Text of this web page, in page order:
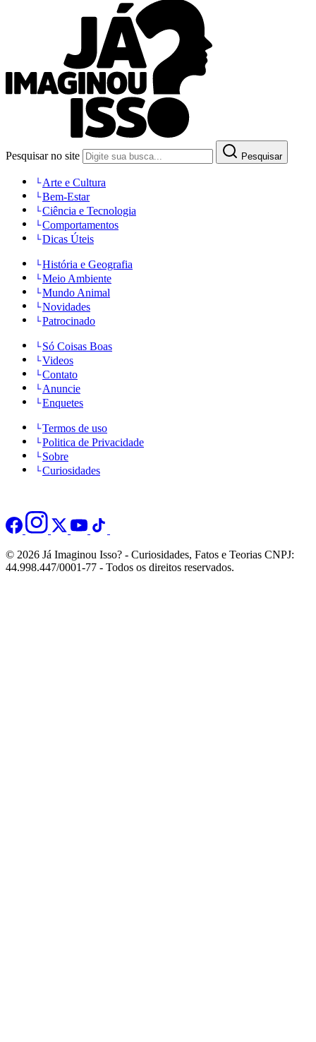
Pesquisar no site Pesquisar
Arte e Cultura
Bem-Estar
Ciência e Tecnologia
Comportamentos
Dicas Úteis
História e Geografia
Meio Ambiente
Mundo Animal
Novidades
Patrocinado
Só Coisas Boas
Videos
Contato
Anuncie
Enquetes
Termos de uso
Politica de Privacidade
Sobre
Curiosidades
© 2026 Já Imaginou Isso? - Curiosidades, Fatos e Teorias CNPJ:
44.998.447/0001-77 - Todos os direitos reservados.